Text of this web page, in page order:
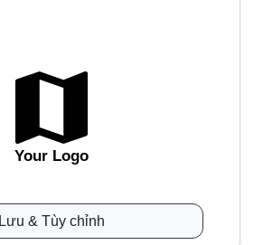
Your Logo
Lưu & Tùy chỉnh